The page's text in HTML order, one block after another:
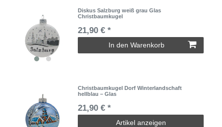
Diskus Salzburg weiß grau Glas
Christbaumkugel
21,90 € *
In den Warenkorb
Christbaumkugel Dorf Winterlandschaft
hellblau – Glas
21,90 € *
Artikel anzeigen